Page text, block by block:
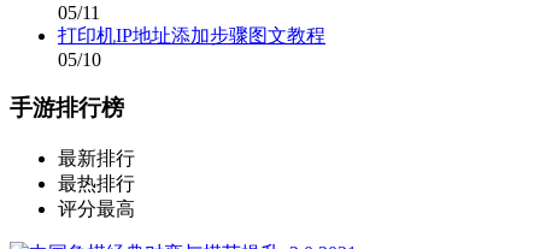
05/11
打印机IP地址添加步骤图文教程
05/10
手游排行榜
最新排行
最热排行
评分最高